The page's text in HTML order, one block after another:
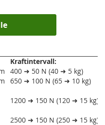
Kraftintervall:
400 ➜ 50 N (40 ➜ 5 kg)
650 ➜ 100 N (65 ➜ 10 kg)
1200 ➜ 150 N (120 ➜ 15 kg)
2500 ➜ 150 N (250 ➜ 15 kg)